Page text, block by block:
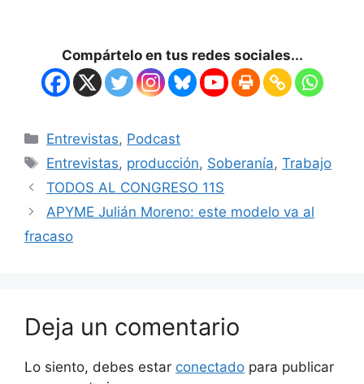
Compártelo en tus redes sociales...
Entrevistas, Podcast
Entrevistas, producción, Soberanía,Trabajo
TODOS AL CONGRESO 11S
APYME Julián Moreno: este modelo va al
fracaso
Deja un comentario
Lo siento, debes estar conectado para publicar